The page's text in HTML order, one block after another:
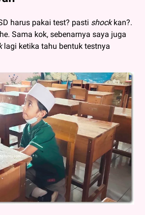
harus pakai test? pasti shock kan?.
Sama kok, sebenarnya saya juga
lagi ketika tahu bentuk testnya